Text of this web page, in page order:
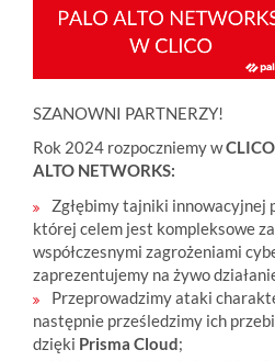
SZANOWNI PARTNERZY!
Rok 2024 rozpoczniemy w
ALTO NETWORKS:
Zgłębimy tajniki innowacyjnej
której celem jest kompleksowe
współczesnymi zagrożeniami
zaprezentujemy na żywo
Przeprowadzimy ataki
następnie prześledzimy ich
dzięki Prisma Cloud;